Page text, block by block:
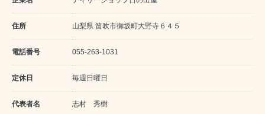
住所 山梨県 笛吹市御坂町大野寺６４５
電話番号 055-263-1031
定休日 毎週日曜日
代表者名 志村 秀樹